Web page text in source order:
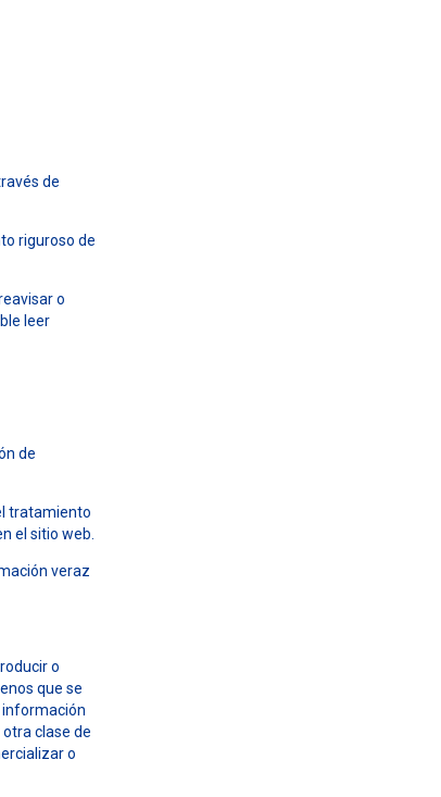
de
riguroso de
o
leer
de
tratamiento
el sitio web.
veraz
o
que se
información
clase de
o